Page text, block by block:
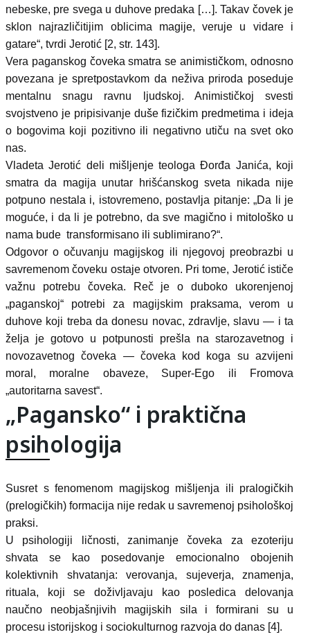
nebeske, pre svega u duhove predaka […]. Takav čovek je
sklon najrazličitijim oblicima magije, veruje u vidare i
gatare“, tvrdi Jerotić [2, str. 143].
Vera paganskog čoveka smatra se animističkom, odnosno
povezana je spretpostavkom da neživa priroda poseduje
mentalnu snagu ravnu ljudskoj. Animističkoj svesti
svojstveno je pripisivanje duše fizičkim predmetima i ideja
o bogovima koji pozitivno ili negativno utiču na svet oko
nas.
Vladeta Jerotić deli mišljenje teologa Đorđa Janića, koji
smatra da magija unutar hrišćanskog sveta nikada nije
potpuno nestala i, istovremeno, postavlja pitanje: „Da li je
moguće, i da li je potrebno, da sve magično i mitološko u
nama bude transformisano ili sublimirano?“.
Odgovor o očuvanju magijskog ili njegovoj preobrazbi u
savremenom čoveku ostaje otvoren. Pri tome, Jerotić ističe
važnu potrebu čoveka. Reč je o duboko ukorenjenoj
„paganskoj“ potrebi za magijskim praksama, verom u
duhove koji treba da donesu novac, zdravlje, slavu — i ta
želja je gotovo u potpunosti prešla na starozavetnog i
novozavetnog čoveka — čoveka kod koga su azvijeni
moral, moralne obaveze, Super-Ego ili Fromova
„autoritarna savest“.
„Pagansko“ i praktična
psihologija
Susret s fenomenom magijskog mišljenja ili pralogičkih
(prelogičkih) formacija nije redak u savremenoj psihološkoj
praksi.
U psihologiji ličnosti, zanimanje čoveka za ezoteriju
shvata se kao posedovanje emocionalno obojenih
kolektivnih shvatanja: verovanja, sujeverja, znamenja,
rituala, koji se doživljavaju kao posledica delovanja
naučno neobjašnjivih magijskih sila i formirani su u
procesu istorijskog i sociokulturnog razvoja do danas [4].